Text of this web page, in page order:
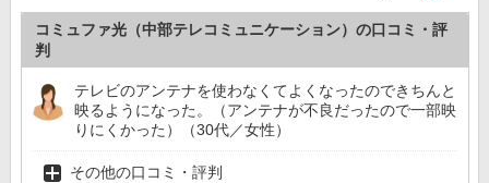
コミュファ光（中部テレコミュニケーション）の口コミ・評
判
テレビのアンテナを使わなくてよくなったのできちんと
映るようになった。（アンテナが不良だったので一部映
りにくかった）（30代／女性）
その他の口コミ・評判